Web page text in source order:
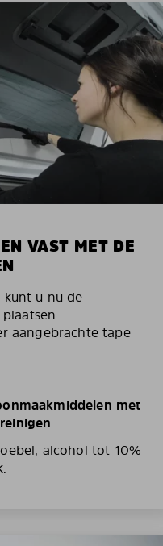
VAST MET DE
u nu de
aangebrachte tape
met
.
alcohol tot 10%